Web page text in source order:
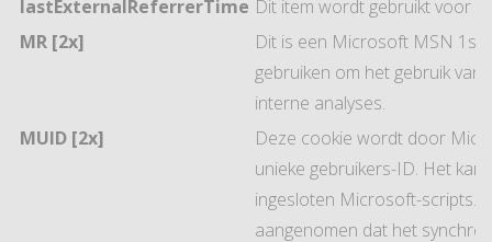
lastExternalReferrerTime Dit item wordt gebruikt voor
MR [2x]
Dit is een Microsoft MSN 1st
gebruiken om het gebruik
interne analyses.
MUID [2x]
Deze cookie wordt door
unieke gebruikers-ID. Het
ingesloten Microsoft-scripts.
aangenomen dat het